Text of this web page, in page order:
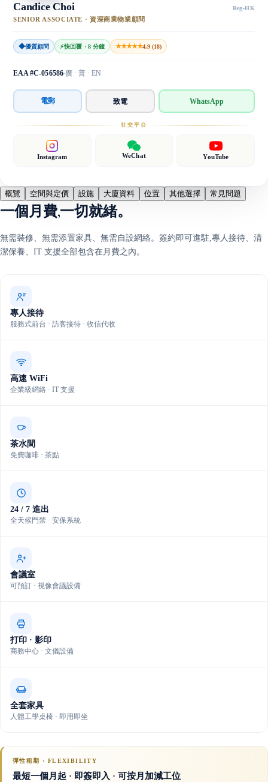
Candice Choi Reg·HK
SENIOR ASSOCIATE · 資深商業物業顧問
◆優質顧問 ⚡快回覆 · 8 分鐘 ★★★★★4.9 (18)
EAA #C-056586 廣 · 普 · EN
電郵 致電 WhatsApp
社交平台
Instagram WeChat YouTube
概覽 空間與定價 設施 大廈資料 位置 其他選擇 常見問題
一個月費,一切就緒。
無需裝修、無需添置家具、無需自設網絡。簽約即可進駐,專人接待、清
潔保養、IT 支援全部包含在月費之內。
專人接待
服務式前台 · 訪客接待 · 收信代收
高速 WiFi
企業級網絡 · IT 支援
茶水間
免費咖啡 · 茶點
24 / 7 進出
全天候門禁 · 安保系統
會議室
可預訂 · 視像會議設備
打印 · 影印
商務中心 · 文儀設備
全套家具
人體工學桌椅 · 即用即坐
彈性租期 · FLEXIBILITY
最短一個月起 · 即簽即入 · 可按月加減工位